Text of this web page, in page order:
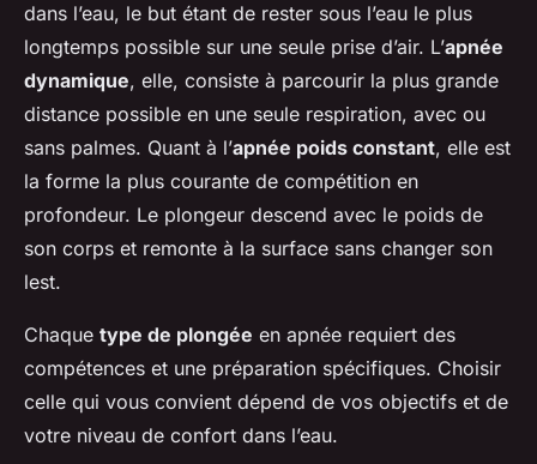
dans l’eau, le but étant de rester sous l’eau le plus
longtemps possible sur une seule prise d’air. L’apnée
dynamique, elle, consiste à parcourir la plus grande
distance possible en une seule respiration, avec ou
sans palmes. Quant à l’apnée poids constant, elle est
la forme la plus courante de compétition en
profondeur. Le plongeur descend avec le poids de
son corps et remonte à la surface sans changer son
lest.
Chaque type de plongée en apnée requiert des
compétences et une préparation spécifiques. Choisir
celle qui vous convient dépend de vos objectifs et de
votre niveau de confort dans l’eau.